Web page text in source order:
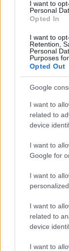
I want to
Personal
Opted In
I want to
Retention,
Personal
Purposes
Opted Out
Google
I want to
related to
device
I want to
Google for
I want to
I want to
related to
device
I want to
„Lauda nu le
cum se cuvine
laudă
Mai ușor cu